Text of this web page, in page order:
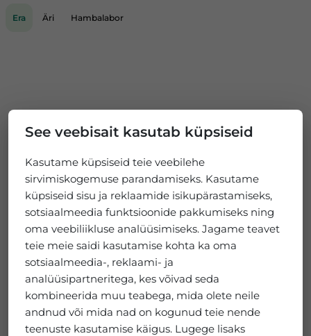
See veebisait kasutab küpsiseid
Kasutame küpsiseid teie veebilehe
sirvimiskogemuse parandamiseks. Kasutame
küpsiseid sisu ja reklaamide isikupärastamiseks,
sotsiaalmeedia funktsioonide pakkumiseks ning
oma veebiliikluse analüüsimiseks. Jagame teavet
teie meie saidi kasutamise kohta ka oma
sotsiaalmeedia-, reklaami- ja
analüüsipartneritega, kes võivad seda
kombineerida muu teabega, mida olete neile
andnud või mida nad on kogunud teie nende
teenuste kasutamise käigus. Lugege lisaks
Era Äri Hambalabor